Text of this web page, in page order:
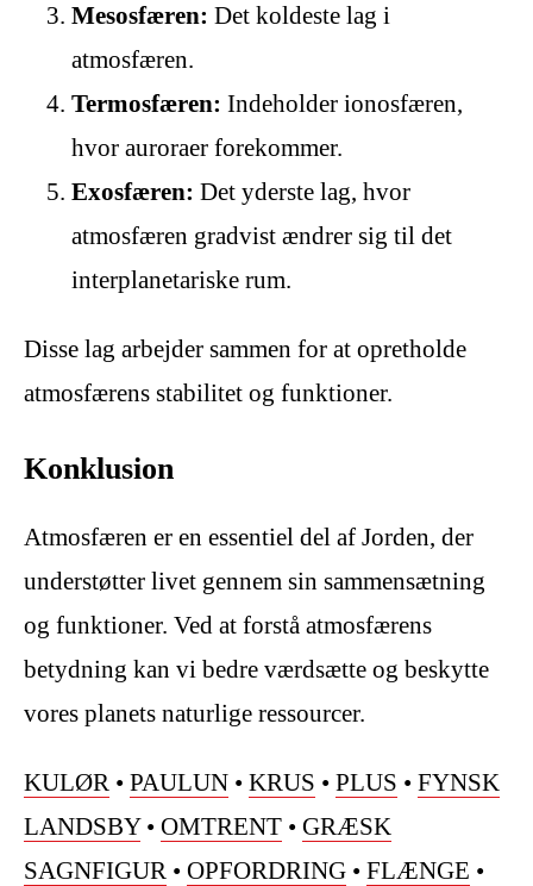
Mesosfæren: Det koldeste lag i
atmosfæren.
Termosfæren: Indeholder ionosfæren,
hvor auroraer forekommer.
Exosfæren: Det yderste lag, hvor
atmosfæren gradvist ændrer sig til det
interplanetariske rum.
Disse lag arbejder sammen for at opretholde
atmosfærens stabilitet og funktioner.
Konklusion
Atmosfæren er en essentiel del af Jorden, der
understøtter livet gennem sin sammensætning
og funktioner. Ved at forstå atmosfærens
betydning kan vi bedre værdsætte og beskytte
vores planets naturlige ressourcer.
KULØR • PAULUN • KRUS • PLUS • FYNSK
LANDSBY• OMTRENT • GRÆSK
SAGNFIGUR • OPFORDRING • FLÆNGE •